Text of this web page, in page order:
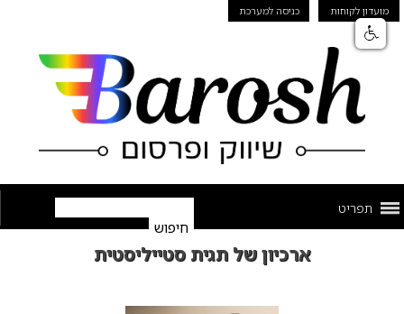
מועדון לקוחות כניסה למערכת
תפריט
ארכיון של תגית סטייליסטית